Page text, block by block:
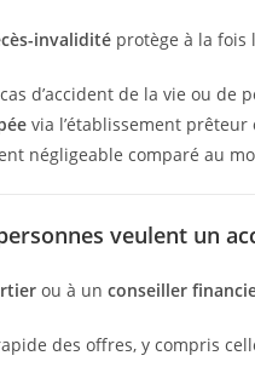
invalidité protège à la fois
d’accident de la vie ou de
via l’établissement
négligeable comparé au
veulent un
ou à un conseiller
des offres, y compris